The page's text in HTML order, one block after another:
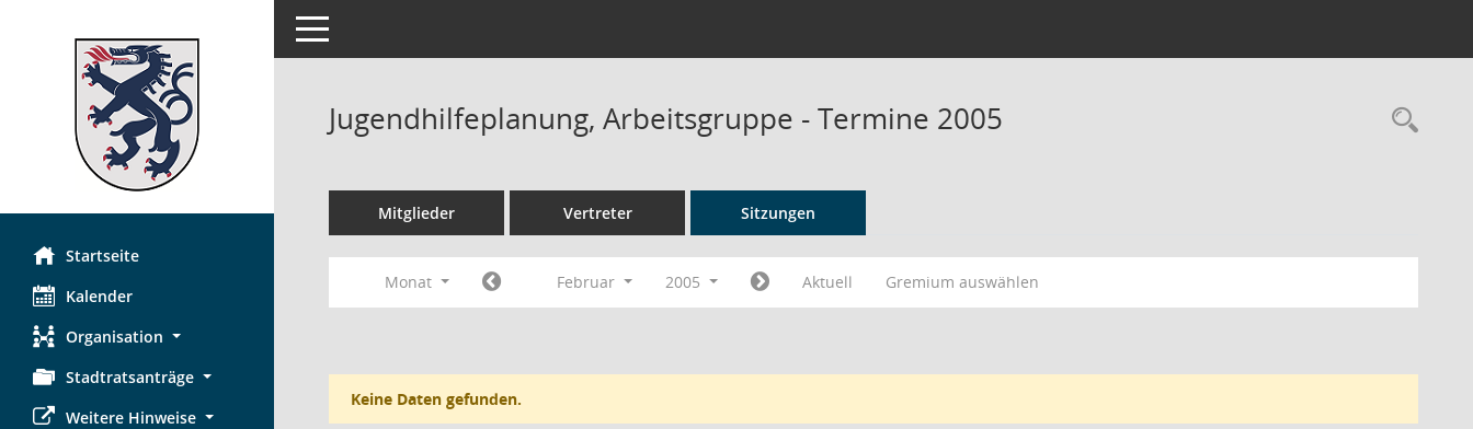
Startseite
Kalender
Organisation
Stadtratsanträge
Weitere Hinweise
Toggle navigation
Jugendhilfeplanung, Arbeitsgruppe - Termine 2005
Mitglieder Vertreter Sitzungen
Monat Februar 2005 Aktuell Gremium auswählen
Keine Daten gefunden.